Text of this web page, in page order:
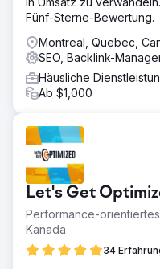
Fünf-Sterne-Bewertung.
Montreal, Quebec,
SEO, Backlink-
Häusliche
Ab $1,000
Let's Get
Performance-
Kanada
34